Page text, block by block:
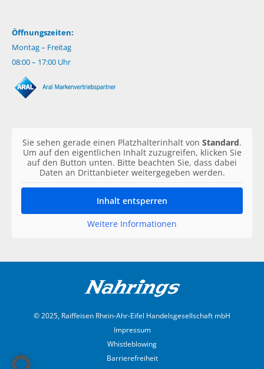
Öffnungszeiten:
Montag – Freitag
08:00 – 17:00 Uhr
Sie sehen gerade einen Platzhalterinhalt von Standard.
Um auf den eigentlichen Inhalt zuzugreifen, klicken Sie
auf den Button unten. Bitte beachten Sie, dass dabei
Daten an Drittanbieter weitergegeben werden.
Inhalt entsperren
Weitere Informationen
© 2025, Raiffeisen Rhein-Ahr-Eifel Handelsgesellschaft mbH
Impressum
Whistleblowing
Barrierefreiheit